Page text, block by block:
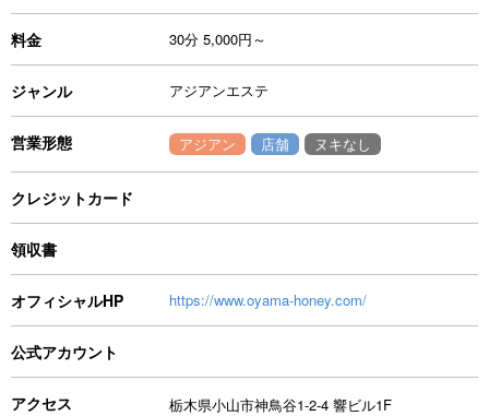
料金 30分 5,000円～
ジャンル アジアンエステ
営業形態 アジアン 店舗 ヌキなし
クレジットカード
領収書
オフィシャルHP https://www.oyama-honey.com/
公式アカウント
アクセス 栃木県小山市神鳥谷1-2-4 響ビル1F